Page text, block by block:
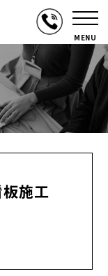
MENU
板施工